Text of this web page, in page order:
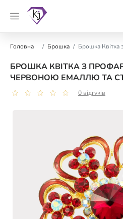
Головна Брошка Брошка
БРОШКА КВІТКА З
ЧЕРВОНОЮ ЕМАЛЛЮ ТА
0 відгуків